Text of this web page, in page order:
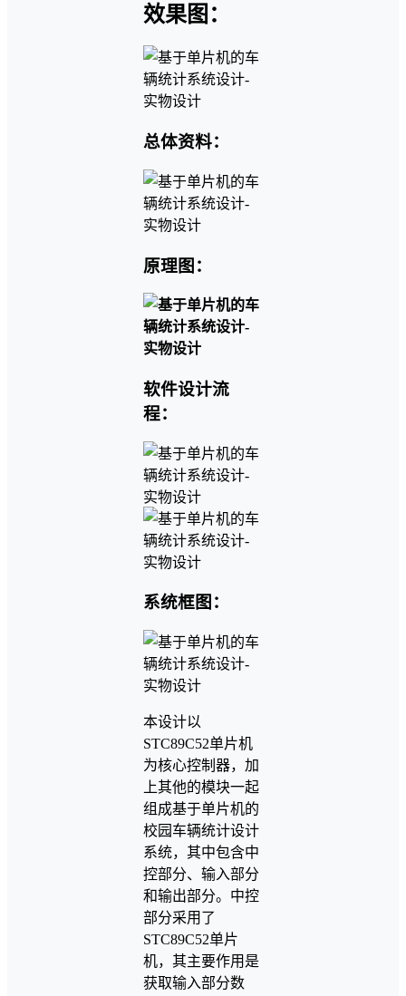
效果图：
总体资料：
原理图：
软件设计流
程：
系统框图：
本设计以
STC89C52单片机
为核心控制器，加
上其他的模块一起
组成基于单片机的
校园车辆统计设计
系统，其中包含中
控部分、输入部分
和输出部分。中控
部分采用了
STC89C52单片
机，其主要作用是
获取输入部分数